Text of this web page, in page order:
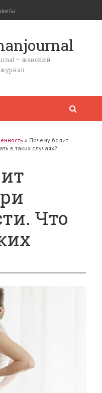
— женский
» Почему болит
в таких случаях?
Что